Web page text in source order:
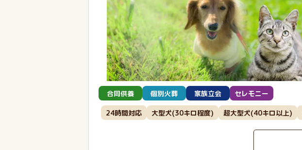
合同供養 個別火葬 家族立会 セレモニー
24時間対応 大型犬(30キロ程度) 超大型犬(40キロ以上)